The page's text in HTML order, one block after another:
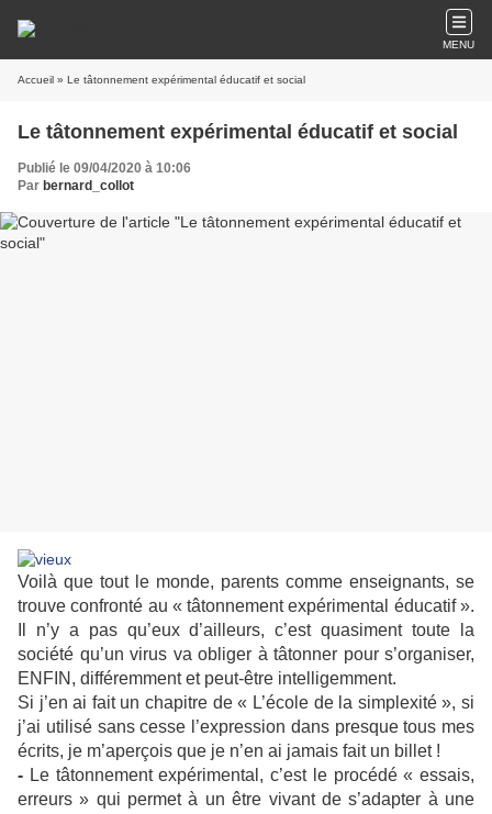
MENU
Accueil » Le tâtonnement expérimental éducatif et social
Le tâtonnement expérimental éducatif et social
Publié le 09/04/2020 à 10:06
Par bernard_collot
Voilà que tout le monde, parents comme enseignants, se
trouve confronté au « tâtonnement expérimental éducatif ».
Il n’y a pas qu’eux d’ailleurs, c’est quasiment toute la
société qu’un virus va obliger à tâtonner pour s’organiser,
ENFIN, différemment et peut-être intelligemment.
Si j’en ai fait un chapitre de « L’école de la simplexité », si
j’ai utilisé sans cesse l’expression dans presque tous mes
écrits, je m’aperçois que je n’en ai jamais fait un billet !
- Le tâtonnement expérimental, c’est le procédé « essais,
erreurs » qui permet à un être vivant de s’adapter à une